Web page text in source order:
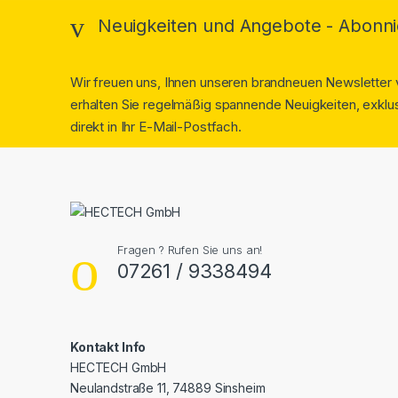
Neuigkeiten und Angebote -
Wir freuen uns, Ihnen unseren brandneuen
erhalten Sie regelmäßig spannende Neuigkeiten,
direkt in Ihr E-Mail-Postfach.
Fragen ? Rufen Sie uns an!
07261 / 9338494
Kontakt Info
HECTECH GmbH
Neulandstraße 11, 74889 Sinsheim